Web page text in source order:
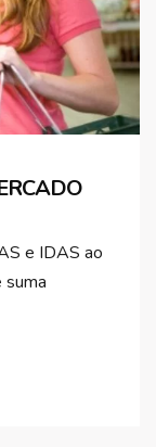
e IDAS ao